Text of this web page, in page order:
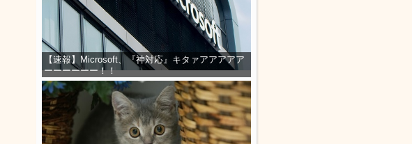
【速報】Microsoft、『神対応』キタァアアアアア
ーーーーーー！！